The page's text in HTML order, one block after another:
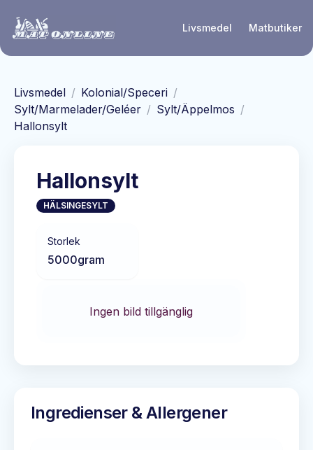
Livsmedel Matbutiker
Livsmedel / Kolonial/Speceri /
Sylt/Marmelader/Geléer / Sylt/Äppelmos /
Hallonsylt
Hallonsylt
HÄLSINGESYLT
Storlek
5000gram
Ingen bild tillgänglig
Ingredienser & Allergener